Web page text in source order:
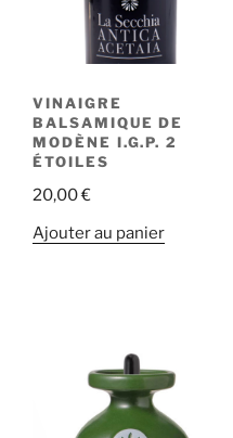
VINAIGRE
BALSAMIQUE DE
MODÈNE I.G.P. 2
ÉTOILES
20,00€
Ajouter au panier